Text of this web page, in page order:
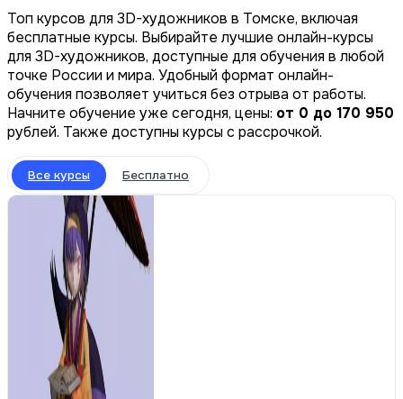
Топ курсов для 3D-художников в Томске, включая
бесплатные курсы. Выбирайте лучшие онлайн-курсы
для 3D-художников, доступные для обучения в любой
точке России и мира. Удобный формат онлайн-
обучения позволяет учиться без отрыва от работы.
Начните обучение уже сегодня, цены: от 0 до 170 950
рублей. Также доступны курсы с рассрочкой.
Все курсы Бесплатно